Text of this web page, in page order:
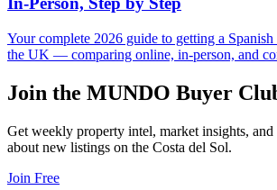
Your complete 2026 guide to getting a
the UK — comparing online, in-person, and
Join the MUNDO Buyer
Get weekly property intel, market insights,
about new listings on the Costa del Sol.
Join Free